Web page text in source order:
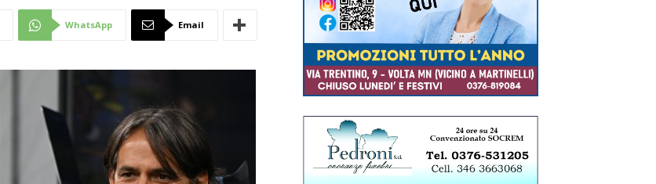
Mantova
WhatsApp Email